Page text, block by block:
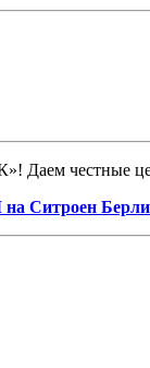
честные
Ситроен